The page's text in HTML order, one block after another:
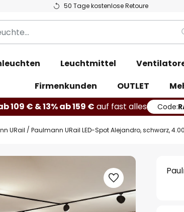
50 Tage kostenlose Retoure
Leuchtmittel
Firmenkunden
OUTLET
109 € & 13% ab 159 € auf fast alles Code:
URail Paulmann URail LED-Spot Alejandro, schwarz,